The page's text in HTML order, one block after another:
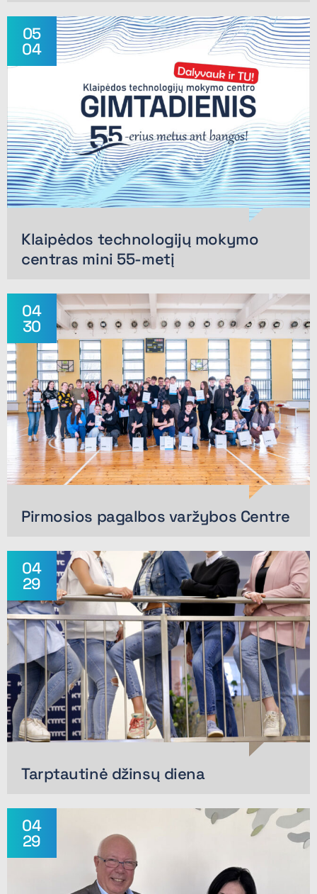
05
04
Klaipėdos technologijų mokymo
centras mini 55-metį
04
30
Pirmosios pagalbos varžybos Centre
04
29
Tarptautinė džinsų diena
04
29